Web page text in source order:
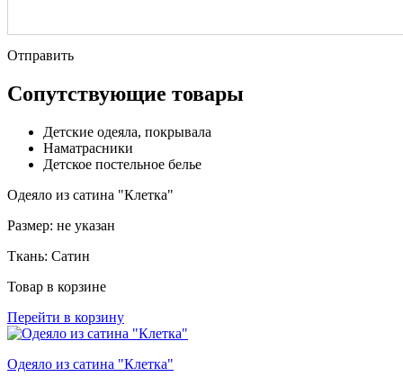
Отправить
Сопутствующие товары
Детские одеяла, покрывала
Наматрасники
Детское постельное белье
Одеяло из сатина "Клетка"
Размер: не указан
Ткань: Сатин
Товар в корзине
Перейти в корзину
Одеяло из сатина "Клетка"